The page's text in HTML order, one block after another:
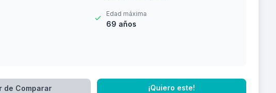
Edad máxima
69 años
de Comparar ¡Quiero este!